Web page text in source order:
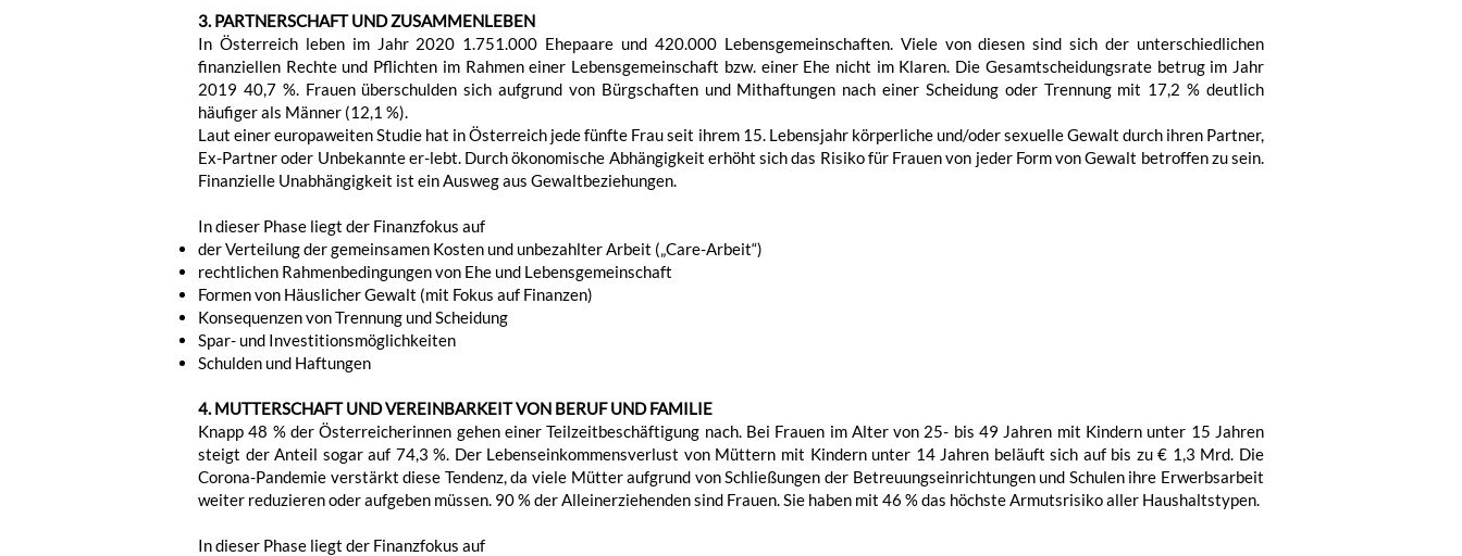
3. PARTNERSCHAFT UND ZUSAMMENLEBEN
In Österreich leben im Jahr 2020 1.751.000 Ehepaare und 420.000 Lebensgemeinschaften. Viele von diesen sind sich der unterschiedlichen
finanziellen Rechte und Pflichten im Rahmen einer Lebensgemeinschaft bzw. einer Ehe nicht im Klaren. Die Gesamtscheidungsrate betrug im Jahr
2019 40,7 %. Frauen überschulden sich aufgrund von Bürgschaften und Mithaftungen nach einer Scheidung oder Trennung mit 17,2 % deutlich
häufiger als Männer (12,1 %).
Laut einer europaweiten Studie hat in Österreich jede fünfte Frau seit ihrem 15. Lebensjahr körperliche und/oder sexuelle Gewalt durch ihren Partner,
Ex-Partner oder Unbekannte er-lebt. Durch ökonomische Abhängigkeit erhöht sich das Risiko für Frauen von jeder Form von Gewalt betroffen zu sein.
Finanzielle Unabhängigkeit ist ein Ausweg aus Gewaltbeziehungen.
In dieser Phase liegt der Finanzfokus auf
der Verteilung der gemeinsamen Kosten und unbezahlter Arbeit („Care-Arbeit“)
rechtlichen Rahmenbedingungen von Ehe und Lebensgemeinschaft
Formen von Häuslicher Gewalt (mit Fokus auf Finanzen)
Konsequenzen von Trennung und Scheidung
Spar- und Investitionsmöglichkeiten
Schulden und Haftungen
4. MUTTERSCHAFT UND VEREINBARKEIT VON BERUF UND FAMILIE
Knapp 48 % der Österreicherinnen gehen einer Teilzeitbeschäftigung nach. Bei Frauen im Alter von 25- bis 49 Jahren mit Kindern unter 15 Jahren
steigt der Anteil sogar auf 74,3 %. Der Lebenseinkommensverlust von Müttern mit Kindern unter 14 Jahren beläuft sich auf bis zu € 1,3 Mrd. Die
Corona-Pandemie verstärkt diese Tendenz, da viele Mütter aufgrund von Schließungen der Betreuungseinrichtungen und Schulen ihre Erwerbsarbeit
weiter reduzieren oder aufgeben müssen. 90 % der Alleinerziehenden sind Frauen. Sie haben mit 46 % das höchste Armutsrisiko aller Haushaltstypen.
In dieser Phase liegt der Finanzfokus auf